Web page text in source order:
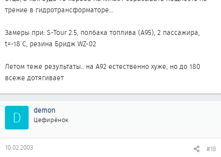
трение в гидротрансформаторе...
Замеры при: S-Tour 2.5, полбака топлива (А95), 2 пассажира,
t=-18`C, резина Бридж WZ-02
Летом теже результаты.. на А92 естественно хуже, но до 180
всеже дотягивает
D demon
Цефирёнок
10.02.2003 #18